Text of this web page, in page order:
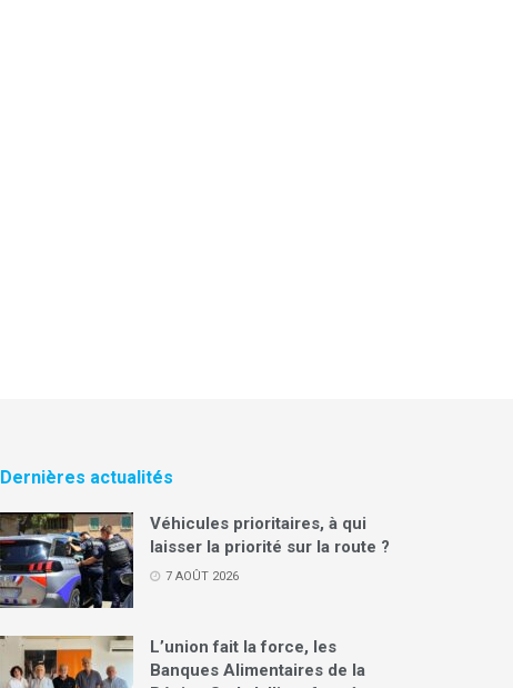
Dernières actualités
Véhicules prioritaires, à qui
laisser la priorité sur la route ?
7 AOÛT 2026
L’union fait la force, les
Banques Alimentaires de la